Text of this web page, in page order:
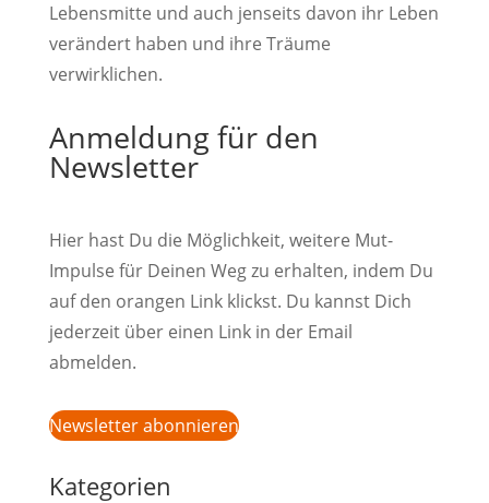
Lebensmitte und auch jenseits davon ihr Leben
verändert haben und ihre Träume
verwirklichen.
Anmeldung für den
Newsletter
Hier hast Du die Möglichkeit, weitere Mut-
Impulse für Deinen Weg zu erhalten, indem Du
auf den orangen Link klickst. Du kannst Dich
jederzeit über einen Link in der Email
abmelden.
Newsletter abonnieren
Kategorien